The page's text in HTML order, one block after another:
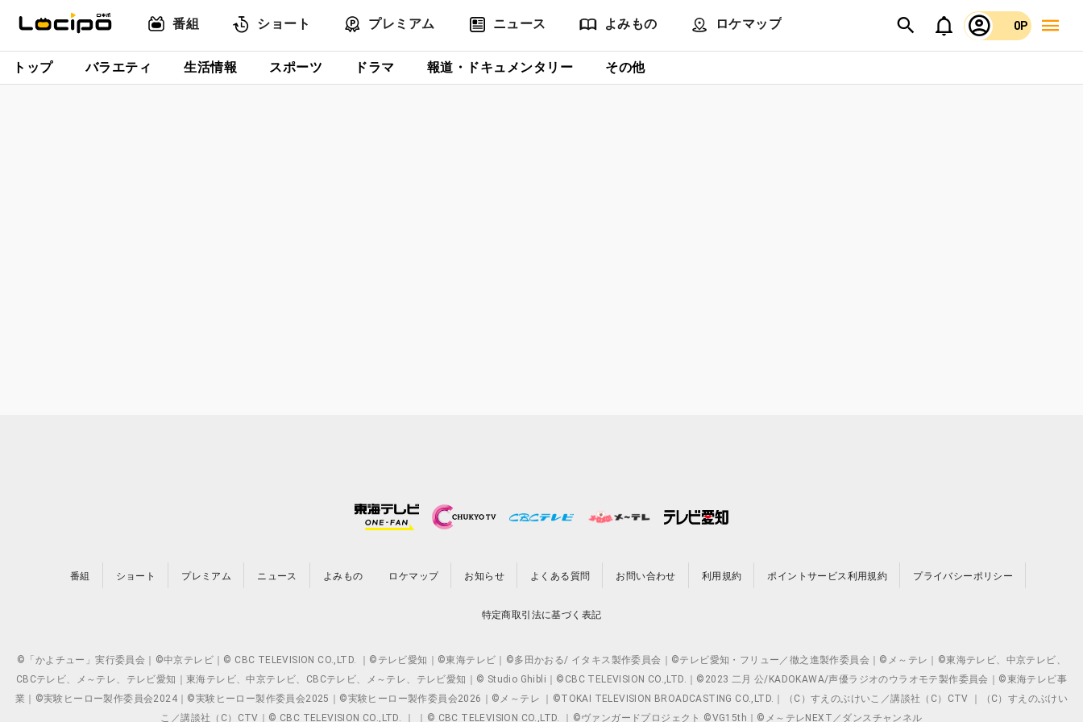
番組 ショート プレミアム ニュース よみもの ロケマップ 0P
トップ バラエティ 生活情報 スポーツ ドラマ 報道・ドキュメンタリー その他
番組 ショート プレミアム ニュース よみもの ロケマップ お知らせ よくある質問 お問い合わせ 利用規約 ポイントサービス利用規約 プライバシーポリシー
特定商取引法に基づく表記
©「かよチュー」実行委員会｜©中京テレビ｜© CBC TELEVISION CO.,LTD. ｜©テレビ愛知｜©東海テレビ｜©多田かおる/ イタキス製作委員会｜©テレビ愛知・フリュー／徹之進製作委員会｜©メ～テレ｜©東海テレビ、中京テレビ、
CBCテレビ、メ～テレ、テレビ愛知｜東海テレビ、中京テレビ、CBCテレビ、メ～テレ、テレビ愛知｜© Studio Ghibli｜©CBC TELEVISION CO.,LTD.｜©2023 二月 公/KADOKAWA/声優ラジオのウラオモテ製作委員会｜©東海テレビ事
業｜©実験ヒーロー製作委員会2024｜©実験ヒーロー製作委員会2025｜©実験ヒーロー製作委員会2026｜©メ～テレ ｜©TOKAI TELEVISION BROADCASTING CO.,LTD.｜（C）すえのぶけいこ／講談社（C）CTV ｜（C）すえのぶけい
こ／講談社（C）CTV｜© CBC TELEVISION CO.,LTD. ｜ ｜© CBC TELEVISION CO.,LTD. ｜©ヴァンガードプロジェクト ©VG15th｜©メ～テレNEXT／ダンスチャンネル